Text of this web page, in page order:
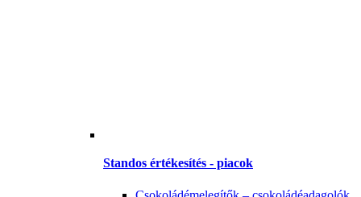
Standos értékesítés - piacok